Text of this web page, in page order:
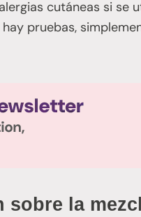
cutáneas si se
pruebas,
la